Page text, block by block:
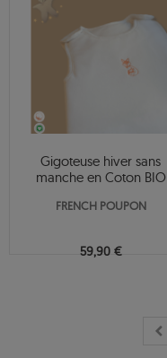
Gigoteuse hiver sans
manche en Coton BIO
FRENCH POUPON
59,90 €